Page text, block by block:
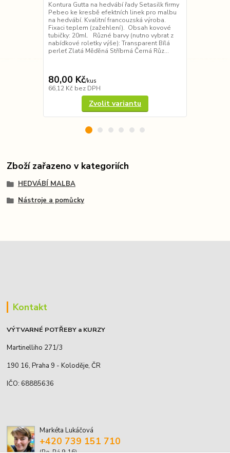
Kontura Gutta na hedvábí řady Setasilk firmy
Pebeo ke kresbě efektních linek pro malbu
na hedvábí. Kvalitní francouzská výroba.
Fixaci teplem (zažehlení). Obsah kovové
tubičky: 20ml. Různé barvy (nutno vybrat z
nabídkové roletky výše): Transparent Bílá
perleť Zlatá Měďěná Stříbrná Černá Růz...
80,00 Kč/kus
66,12 Kč bez DPH
Zvolit variantu
Zboží zařazeno v kategoriích
HEDVÁBÍ MALBA
Nástroje a pomůcky
Kontakt
VÝTVARNÉ POTŘEBY a KURZY
Martinelliho 271/3
190 16, Praha 9 - Koloděje, ČR
IČO: 68885636
Markéta Lukáčová
+420 739 151 710